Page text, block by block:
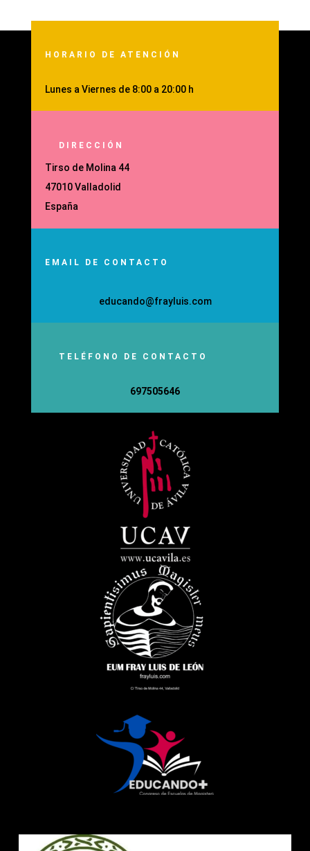
HORARIO DE ATENCIÓN
Lunes a Viernes de 8:00 a 20:00 h
DIRECCIÓN
Tirso de Molina 44
47010 Valladolid
España
EMAIL DE CONTACTO
educando@frayluis.com
TELÉFONO DE CONTACTO
697505646